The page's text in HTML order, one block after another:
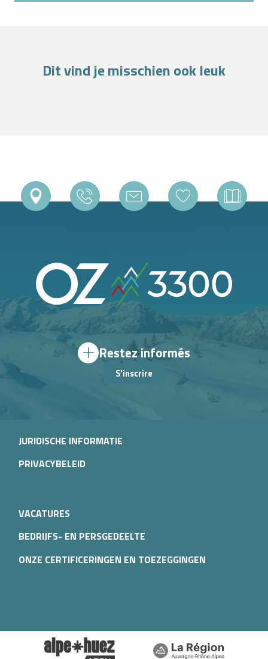
Dit vind je misschien ook leuk
Restez informés
S'inscrire
JURIDISCHE INFORMATIE
PRIVACYBELEID
VACATURES
BEDRIJFS- EN PERSGEDEELTE
ONZE CERTIFICERINGEN EN TOEZEGGINGEN